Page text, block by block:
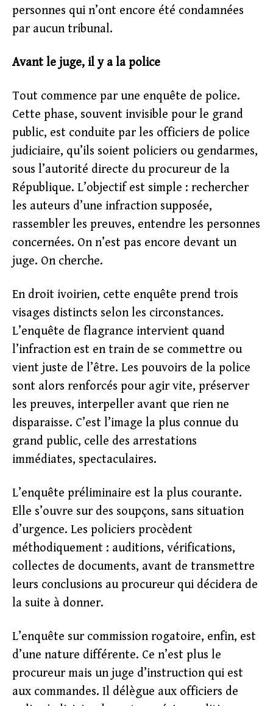
personnes qui n’ont encore été condamnées
par aucun tribunal.
Avant le juge, il y a la police
Tout commence par une enquête de police.
Cette phase, souvent invisible pour le grand
public, est conduite par les officiers de police
judiciaire, qu’ils soient policiers ou gendarmes,
sous l’autorité directe du procureur de la
République. L’objectif est simple : rechercher
les auteurs d’une infraction supposée,
rassembler les preuves, entendre les personnes
concernées. On n’est pas encore devant un
juge. On cherche.
En droit ivoirien, cette enquête prend trois
visages distincts selon les circonstances.
L’enquête de flagrance intervient quand
l’infraction est en train de se commettre ou
vient juste de l’être. Les pouvoirs de la police
sont alors renforcés pour agir vite, préserver
les preuves, interpeller avant que rien ne
disparaisse. C’est l’image la plus connue du
grand public, celle des arrestations
immédiates, spectaculaires.
L’enquête préliminaire est la plus courante.
Elle s’ouvre sur des soupçons, sans situation
d’urgence. Les policiers procèdent
méthodiquement : auditions, vérifications,
collectes de documents, avant de transmettre
leurs conclusions au procureur qui décidera de
la suite à donner.
L’enquête sur commission rogatoire, enfin, est
d’une nature différente. Ce n’est plus le
procureur mais un juge d’instruction qui est
aux commandes. Il délègue aux officiers de